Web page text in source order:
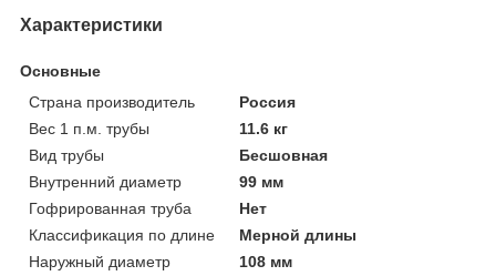
Характеристики
Основные
Страна производитель
Россия
Вес 1 п.м. трубы
11.6 кг
Вид трубы
Бесшовная
Внутренний диаметр
99 мм
Гофрированная труба
Нет
Классификация по длине
Мерной длины
Наружный диаметр
108 мм